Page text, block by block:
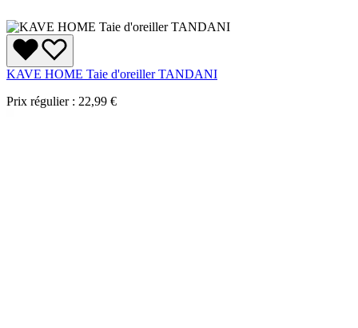
KAVE HOME Taie d'oreiller TANDANI
Prix régulier : 22,99 €